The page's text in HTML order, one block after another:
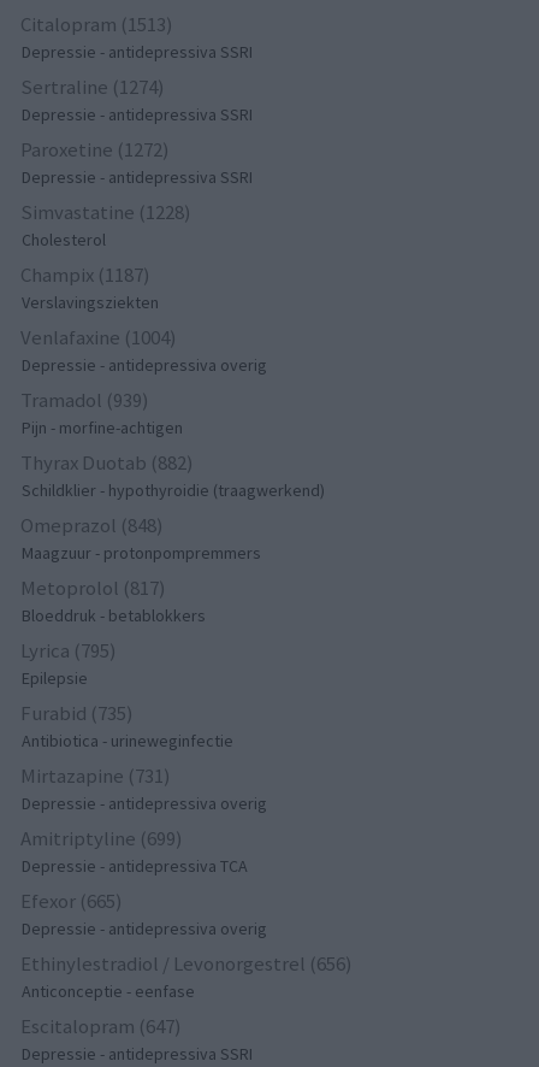
Citalopram (1513)
Depressie - antidepressiva SSRI
Sertraline (1274)
Depressie - antidepressiva SSRI
Paroxetine (1272)
Depressie - antidepressiva SSRI
Simvastatine (1228)
Cholesterol
Champix (1187)
Verslavingsziekten
Venlafaxine (1004)
Depressie - antidepressiva overig
Tramadol (939)
Pijn - morfine-achtigen
Thyrax Duotab (882)
Schildklier - hypothyroidie (traagwerkend)
Omeprazol (848)
Maagzuur - protonpompremmers
Metoprolol (817)
Bloeddruk - betablokkers
Lyrica (795)
Epilepsie
Furabid (735)
Antibiotica - urineweginfectie
Mirtazapine (731)
Depressie - antidepressiva overig
Amitriptyline (699)
Depressie - antidepressiva TCA
Efexor (665)
Depressie - antidepressiva overig
Ethinylestradiol / Levonorgestrel (656)
Anticonceptie - eenfase
Escitalopram (647)
Depressie - antidepressiva SSRI